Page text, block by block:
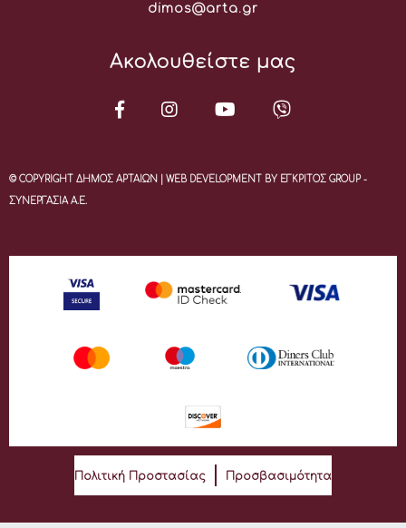
Email:
dimos@arta.gr
Ακολουθείστε μας
© COPYRIGHT ΔΗΜΟΣ ΑΡΤΑΙΩΝ | WEB DEVELOPMENT BY ΕΓΚΡΙΤΟΣ GROUP -
ΣΥΝΕΡΓΑΣΙΑ Α.Ε.
Πολιτική Προστασίας Προσβασιμότητα